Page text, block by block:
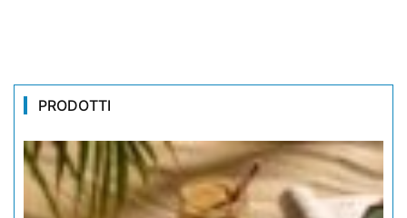
PRODOTTI